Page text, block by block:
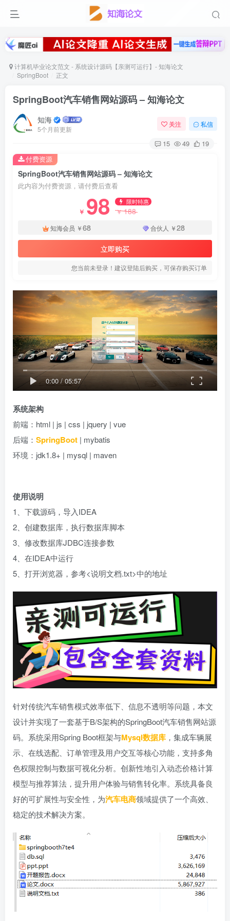
计算机毕业论文范文 - 系统设计源码【亲测可运行】- 知海论文
SpringBoot
正文
SpringBoot汽车销售网站源码 – 知海论文
知海
5个月前更新
关注 私信
15 49 19
SpringBoot汽车销售网站源码 – 知海论文
此内容为付费资源，请付费后查看
￥ 98 限时特惠
￥188
知海会员 ￥68 合伙人 ￥28
立即购买
您当前未登录！建议登陆后购买，可保存购买订单
付费资源
0:00/05:57
系统架构
前端：html | js | css | jquery | vue
后端： SpringBoot | mybatis
环境：jdk1.8+ | mysql | maven
使用说明
1、下载源码，导入IDEA
2、创建数据库，执行数据库脚本
3、修改数据库JDBC连接参数
4、在IDEA中运行
5、打开浏览器，参考<说明文档.txt>中的地址
针对传统汽车销售模式效率低下、信息不透明等问题，本文
设计并实现了一套基于B/S架构的SpringBoot汽车销售网站源
码。系统采用Spring Boot框架与Mysql数据库 ，集成车辆展
示、在线选配、订单管理及用户交互等核心功能，支持多角
色权限控制与数据可视化分析。创新性地引入动态价格计算
模型与推荐算法，提升用户体验与销售转化率。系统具备良
好的可扩展性与安全性，为汽车电商领域提供了一个高效、
稳定的技术解决方案。